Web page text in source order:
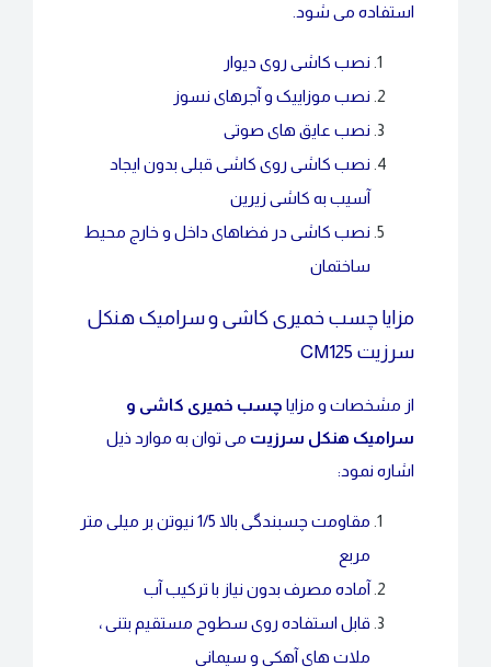
استفاده می شود.
نصب کاشی روی دیوار
نصب موزاییک و آجرهای نسوز
نصب عایق های صوتی
نصب کاشی روی کاشی قبلی بدون ایجاد
آسیب به کاشی زیرین
نصب کاشی در فضاهای داخل و خارج محیط
ساختمان
مزایا چسب خمیری کاشی و سرامیک هنکل
سرزیت CM125
از مشخصات و مزایا چسب خمیری کاشی و
سرامیک هنکل سرزیت می توان به موارد ذیل
اشاره نمود:
مقاومت چسبندگی بالا 1/5 نیوتن بر میلی متر
مربع
آماده مصرف بدون نیاز با ترکیب آب
قابل استفاده روی سطوح مستقیم بتنی ،
ملات های آهکی و سیمانی